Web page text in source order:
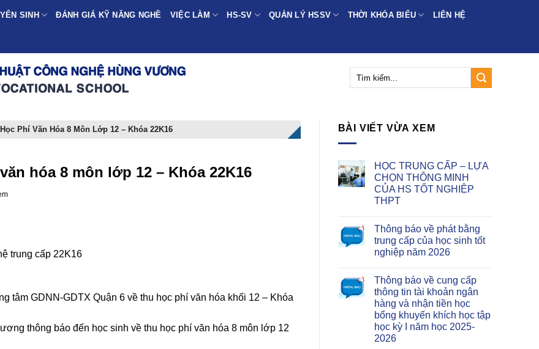
SINH ĐÁNH GIÁ KỸ NĂNG NGHỀ VIỆC LÀM HS-SV QUẢN LÝ HSSV THỜI KHÓA BIỂU LIÊN HỆ
Phí Văn Hóa 8 Môn Lớp 12 – Khóa 22K16
hóa 8 môn lớp 12 – Khóa 22K16
trung cấp 22K16
tâm GDNN-GDTX Quận 6 về thu học phí văn hóa khối 12 – Khóa
thông báo đến học sinh về thu học phí văn hóa 8 môn lớp 12
BÀI VIẾT VỪA XEM
HỌC TRUNG CẤP – LỰA
CHỌN THÔNG MINH
CỦA HS TỐT NGHIỆP
THPT
Thông báo về phát bằng
trung cấp của học sinh tốt
nghiệp năm 2026
Thông báo về cung cấp
thông tin tài khoản ngân
hàng và nhận tiền học
bổng khuyến khích học tập
học kỳ I năm học 2025-
2026